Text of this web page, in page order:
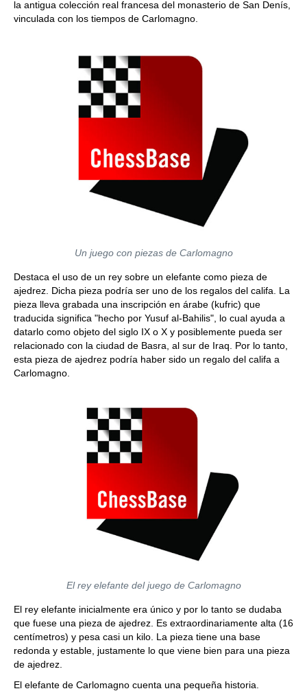
la antigua colección real francesa del monasterio de San Denís,
vinculada con los tiempos de Carlomagno.
Un juego con piezas de Carlomagno
Destaca el uso de un rey sobre un elefante como pieza de
ajedrez. Dicha pieza podría ser uno de los regalos del califa. La
pieza lleva grabada una inscripción en árabe (kufric) que
traducida significa "hecho por Yusuf al-Bahilis", lo cual ayuda a
datarlo como objeto del siglo IX o X y posiblemente pueda ser
relacionado con la ciudad de Basra, al sur de Iraq. Por lo tanto,
esta pieza de ajedrez podría haber sido un regalo del califa a
Carlomagno.
El rey elefante del juego de Carlomagno
El rey elefante inicialmente era único y por lo tanto se dudaba
que fuese una pieza de ajedrez. Es extraordinariamente alta (16
centímetros) y pesa casi un kilo. La pieza tiene una base
redonda y estable, justamente lo que viene bien para una pieza
de ajedrez.
El elefante de Carlomagno cuenta una pequeña historia.